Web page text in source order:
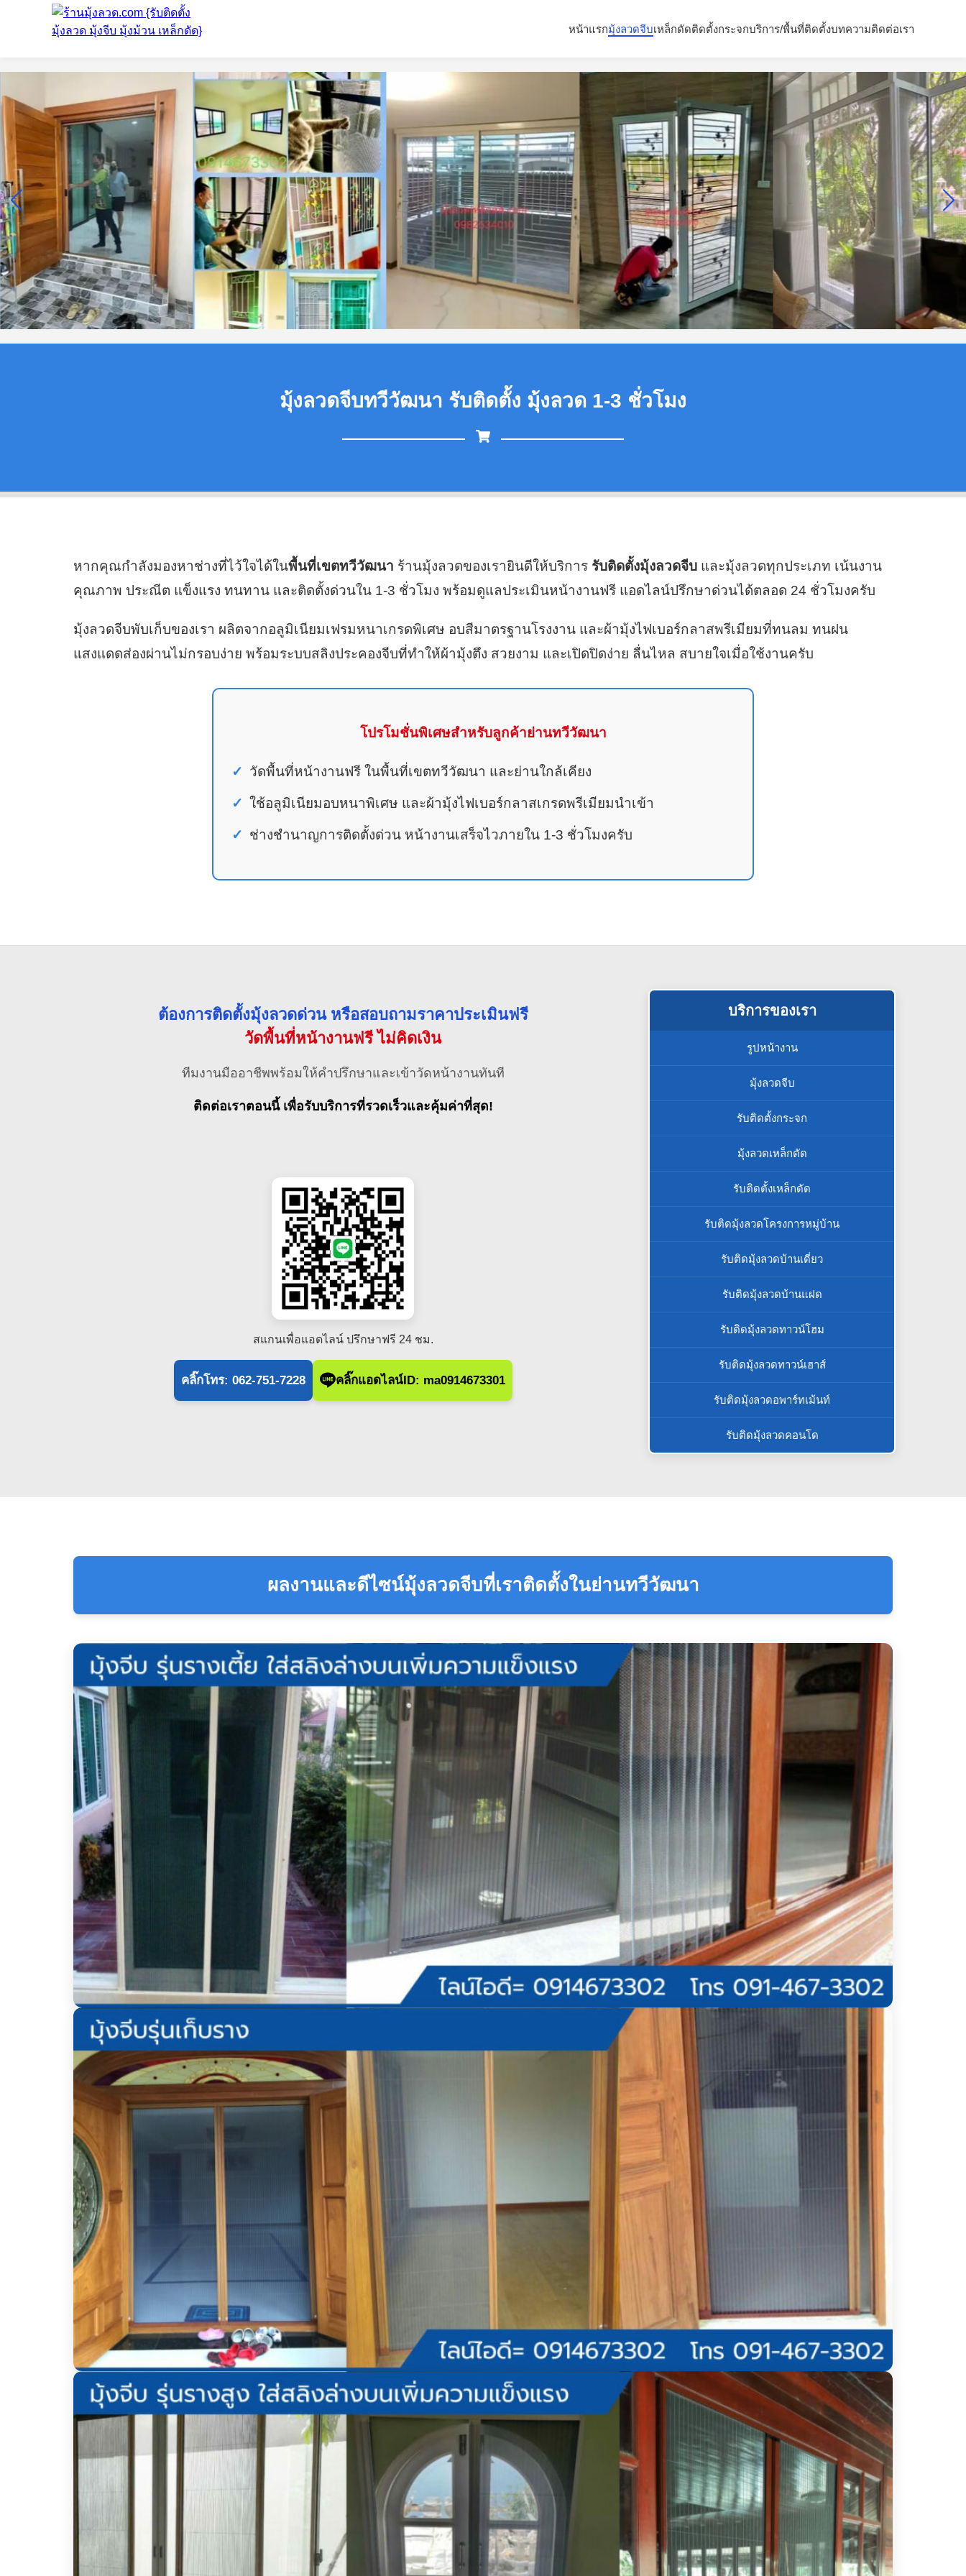
หน้าแรกมุ้งลวดจีบเหล็กดัดติดตั้งกระจกบริการ/พื้นที่ติดตั้งบทความติดต่อเรา
มุ้งลวดจีบทวีวัฒนา รับติดตั้ง มุ้งลวด 1-3 ชั่วโมง
หากคุณกำลังมองหาช่างที่ไว้ใจได้ในพื้นที่เขตทวีวัฒนา ร้านมุ้งลวดของเรายินดีให้บริการ รับติดตั้งมุ้งลวดจีบ และมุ้งลวดทุกประเภท เน้นงาน
คุณภาพ ประณีต แข็งแรง ทนทาน และติดตั้งด่วนใน 1-3 ชั่วโมง พร้อมดูแลประเมินหน้างานฟรี แอดไลน์ปรึกษาด่วนได้ตลอด 24 ชั่วโมงครับ
มุ้งลวดจีบพับเก็บของเรา ผลิตจากอลูมิเนียมเฟรมหนาเกรดพิเศษ อบสีมาตรฐานโรงงาน และผ้ามุ้งไฟเบอร์กลาสพรีเมียมที่ทนลม ทนฝน
แสงแดดส่องผ่านไม่กรอบง่าย พร้อมระบบสลิงประคองจีบที่ทำให้ผ้ามุ้งตึง สวยงาม และเปิดปิดง่าย ลื่นไหล สบายใจเมื่อใช้งานครับ
โปรโมชั่นพิเศษสำหรับลูกค้าย่านทวีวัฒนา
วัดพื้นที่หน้างานฟรี ในพื้นที่เขตทวีวัฒนา และย่านใกล้เคียง
ใช้อลูมิเนียมอบหนาพิเศษ และผ้ามุ้งไฟเบอร์กลาสเกรดพรีเมียมนำเข้า
ช่างชำนาญการติดตั้งด่วน หน้างานเสร็จไวภายใน 1-3 ชั่วโมงครับ
ต้องการติดตั้งมุ้งลวดด่วน หรือสอบถามราคาประเมินฟรี
วัดพื้นที่หน้างานฟรี ไม่คิดเงิน
ทีมงานมืออาชีพพร้อมให้คำปรึกษาและเข้าวัดหน้างานทันที
ติดต่อเราตอนนี้ เพื่อรับบริการที่รวดเร็วและคุ้มค่าที่สุด!
สแกนเพื่อแอดไลน์ ปรึกษาฟรี 24 ชม.
คลิ๊กโทร: 062-751-7228 คลิ๊กแอดไลน์ID: ma0914673301
บริการของเรา
รูปหน้างาน
มุ้งลวดจีบ
รับติดตั้งกระจก
มุ้งลวดเหล็กดัด
รับติดตั้งเหล็กดัด
รับติดมุ้งลวดโครงการหมู่บ้าน
รับติดมุ้งลวดบ้านเดี่ยว
รับติดมุ้งลวดบ้านแฝด
รับติดมุ้งลวดทาวน์โฮม
รับติดมุ้งลวดทาวน์เฮาส์
รับติดมุ้งลวดอพาร์ทเม้นท์
รับติดมุ้งลวดคอนโด
ผลงานและดีไซน์มุ้งลวดจีบที่เราติดตั้งในย่านทวีวัฒนา